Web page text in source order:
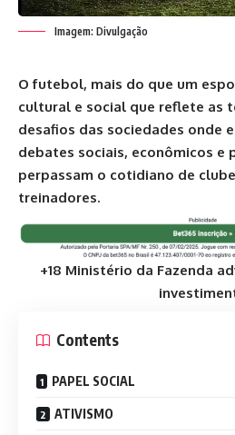
Imagem: Divulgação
O futebol, mais do que um
cultural e social que reflete as
desafios das sociedades onde
debates sociais, econômicos e
perpassam o cotidiano de
treinadores.
+18 Ministério da Fazenda
Contents
PAPEL SOCIAL
ATIVISMO